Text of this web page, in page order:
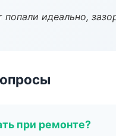
попали идеально,
при ремонте?